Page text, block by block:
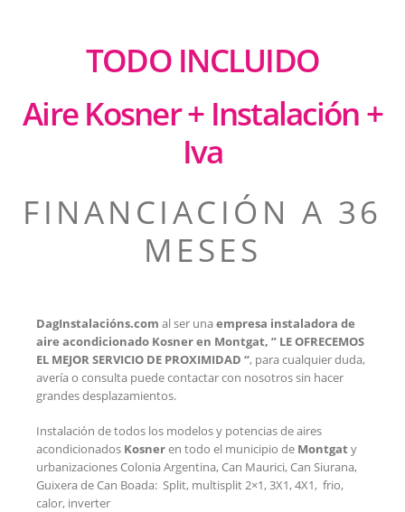
TODO INCLUIDO
Aire Kosner + Instalación +
Iva
FINANCIACIÓN A 36
MESES
DagInstalacións.com al ser unaempresa instaladora de
aire acondicionado Kosner en Montgat, ” LE OFRECEMOS
EL MEJOR SERVICIO DE PROXIMIDAD “, para cualquier duda,
avería o consulta puede contactar con nosotros sin hacer
grandes desplazamientos.
Instalación de todos los modelos y potencias de aires
acondicionados Kosneren todo el municipio de Montgat y
urbanizaciones Colonia Argentina, Can Maurici, Can Siurana,
Guixera de Can Boada: Split, multisplit 2×1, 3X1, 4X1, frio,
calor, inverter